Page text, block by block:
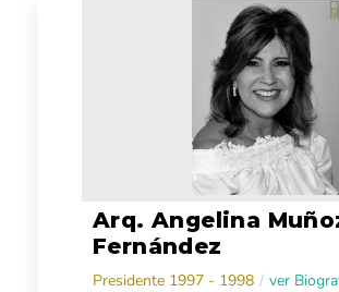
Arq. Angelina
Fernández
Presidente 1997 - 1998 / ver